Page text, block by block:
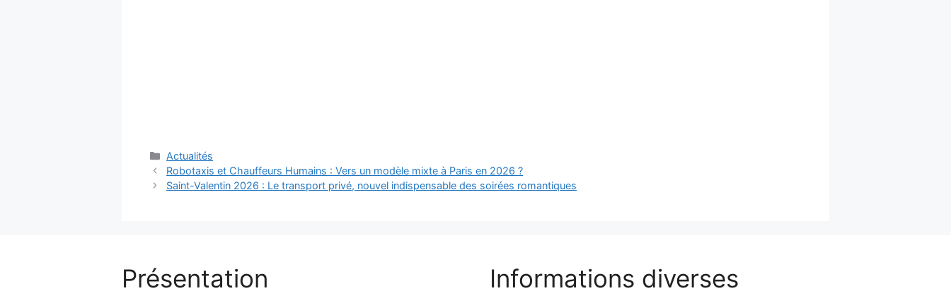
Catégories
Actualités
Robotaxis et Chauffeurs Humains : Vers un modèle mixte à Paris en 2026 ?
Saint-Valentin 2026 : Le transport privé, nouvel indispensable des soirées romantiques
Présentation Informations diverses